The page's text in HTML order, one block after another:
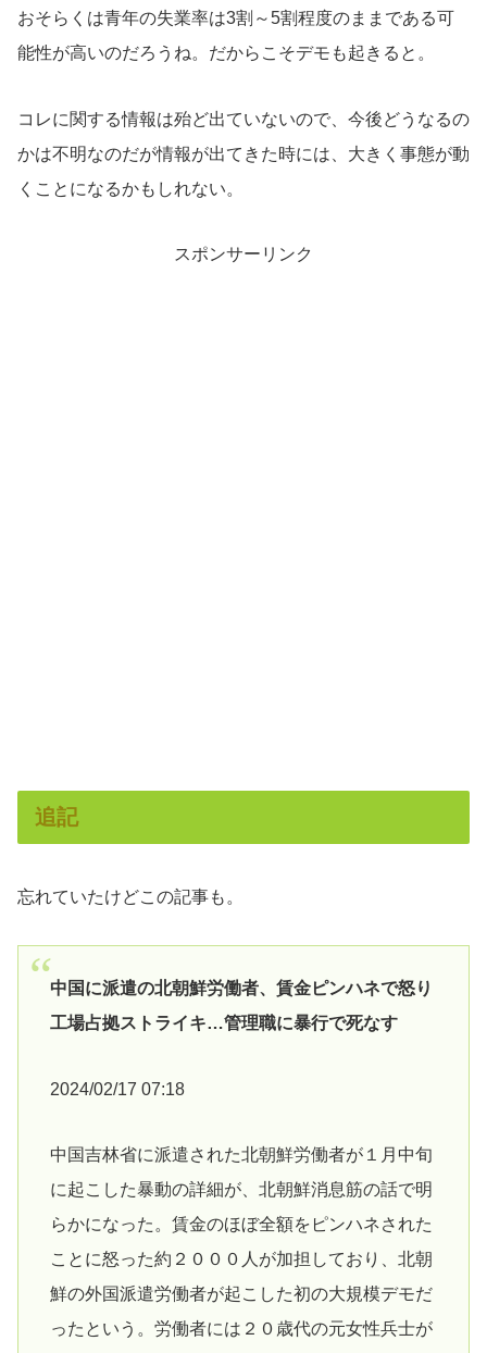
おそらくは青年の失業率は3割～5割程度のままである可
能性が高いのだろうね。だからこそデモも起きると。
コレに関する情報は殆ど出ていないので、今後どうなるの
かは不明なのだが情報が出てきた時には、大きく事態が動
くことになるかもしれない。
スポンサーリンク
追記
忘れていたけどこの記事も。
中国に派遣の北朝鮮労働者、賃金ピンハネで怒り
工場占拠ストライキ…管理職に暴行で死なす
2024/02/17 07:18
中国吉林省に派遣された北朝鮮労働者が１月中旬
に起こした暴動の詳細が、北朝鮮消息筋の話で明
らかになった。賃金のほぼ全額をピンハネされた
ことに怒った約２０００人が加担しており、北朝
鮮の外国派遣労働者が起こした初の大規模デモだ
ったという。労働者には２０歳代の元女性兵士が